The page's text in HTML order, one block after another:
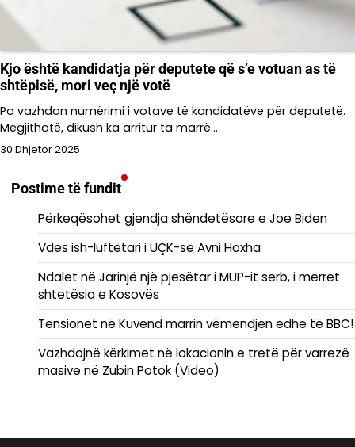
Kjo është kandidatja për deputete që s’e votuan as të
shtëpisë, mori veç një votë
Po vazhdon numërimi i votave të kandidatëve për deputetë.
Megjithatë, dikush ka arritur ta marrë…
30 Dhjetor 2025
Postime të fundit
Përkeqësohet gjendja shëndetësore e Joe Biden
Vdes ish-luftëtari i UÇK-së Avni Hoxha
Ndalet në Jarinjë një pjesëtar i MUP-it serb, i merret
shtetësia e Kosovës
Tensionet në Kuvend marrin vëmendjen edhe të BBC!
Vazhdojnë kërkimet në lokacionin e tretë për varrezë
masive në Zubin Potok (Video)